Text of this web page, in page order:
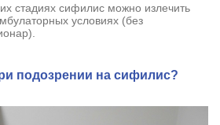
стадиях сифилис можно излечить
условиях (без
подозрении на сифилис?